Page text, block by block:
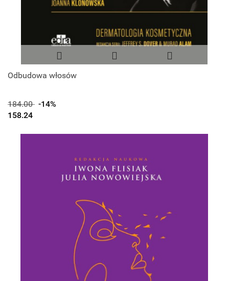
Odbudowa włosów
184.00 -14%
158.24